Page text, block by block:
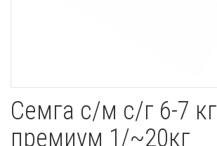
Семга с/м с/г 6-7 кг
премиум 1/~20кг